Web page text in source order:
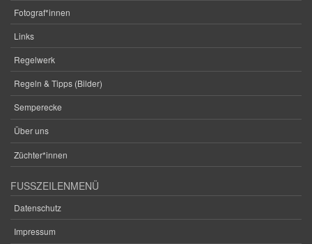
Fotograf*innen
Links
Regelwerk
Regeln & Tipps (Bilder)
Semperecke
Über uns
Züchter*innen
FUSSZEILENMENÜ
Datenschutz
Impressum